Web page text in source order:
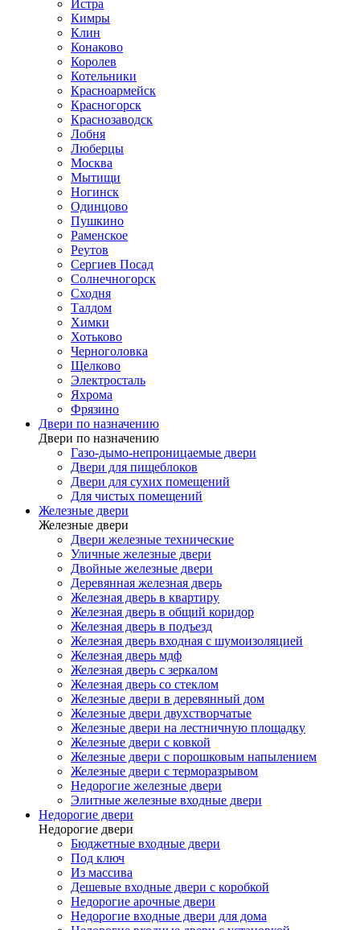
Истра
Кимры
Клин
Конаково
Королев
Котельники
Красноармейск
Красногорск
Краснозаводск
Лобня
Люберцы
Москва
Мытищи
Ногинск
Одинцово
Пушкино
Раменское
Реутов
Сергиев Посад
Солнечногорск
Сходня
Талдом
Химки
Хотьково
Черноголовка
Щелково
Электросталь
Яхрома
Фрязино
Двери по назначению
Двери по назначению
Газо-дымо-непроницаемые двери
Двери для пищеблоков
Двери для сухих помещений
Для чистых помещений
Железные двери
Железные двери
Двери железные технические
Уличные железные двери
Двойные железные двери
Деревянная железная дверь
Железная дверь в квартиру
Железная дверь в общий коридор
Железная дверь в подъезд
Железная дверь входная с шумоизоляцией
Железная дверь мдф
Железная дверь с зеркалом
Железная дверь со стеклом
Железные двери в деревянный дом
Железные двери двухстворчатые
Железные двери на лестничную площадку
Железные двери с ковкой
Железные двери с порошковым напылением
Железные двери с терморазрывом
Недорогие железные двери
Элитные железные входные двери
Недорогие двери
Недорогие двери
Бюджетные входные двери
Под ключ
Из массива
Дешевые входные двери с коробкой
Недорогие арочные двери
Недорогие входные двери для дома